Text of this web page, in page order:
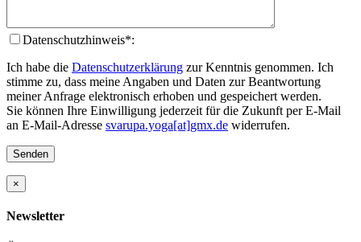
Datenschutzhinweis*:
Ich habe die Datenschutzerklärung zur Kenntnis genommen. Ich
stimme zu, dass meine Angaben und Daten zur Beantwortung
meiner Anfrage elektronisch erhoben und gespeichert werden.
Sie können Ihre Einwilligung jederzeit für die Zukunft per E-Mail
an E-Mail-Adresse svarupa.yoga[at]gmx.de widerrufen.
×
Newsletter